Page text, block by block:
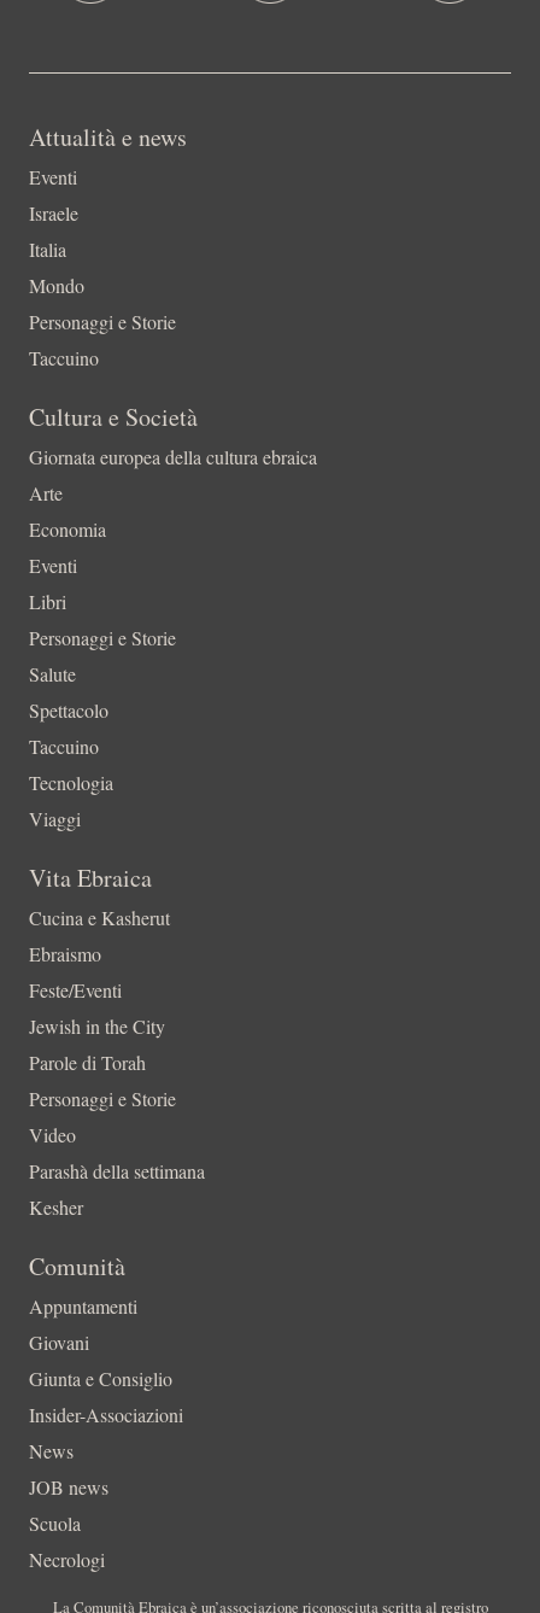
Attualità e news
Eventi
Israele
Italia
Mondo
Personaggi e Storie
Taccuino
Cultura e Società
Giornata europea della cultura ebraica
Arte
Economia
Eventi
Libri
Personaggi e Storie
Salute
Spettacolo
Taccuino
Tecnologia
Viaggi
Vita Ebraica
Cucina e Kasherut
Ebraismo
Feste/Eventi
Jewish in the City
Parole di Torah
Personaggi e Storie
Video
Parashà della settimana
Kesher
Comunità
Appuntamenti
Giovani
Giunta e Consiglio
Insider-Associazioni
News
JOB news
Scuola
Necrologi
La Comunità Ebraica è un’associazione riconosciuta scritta al registro